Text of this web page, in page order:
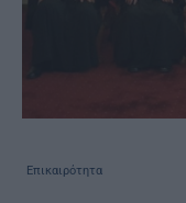
Επικαιρότητα